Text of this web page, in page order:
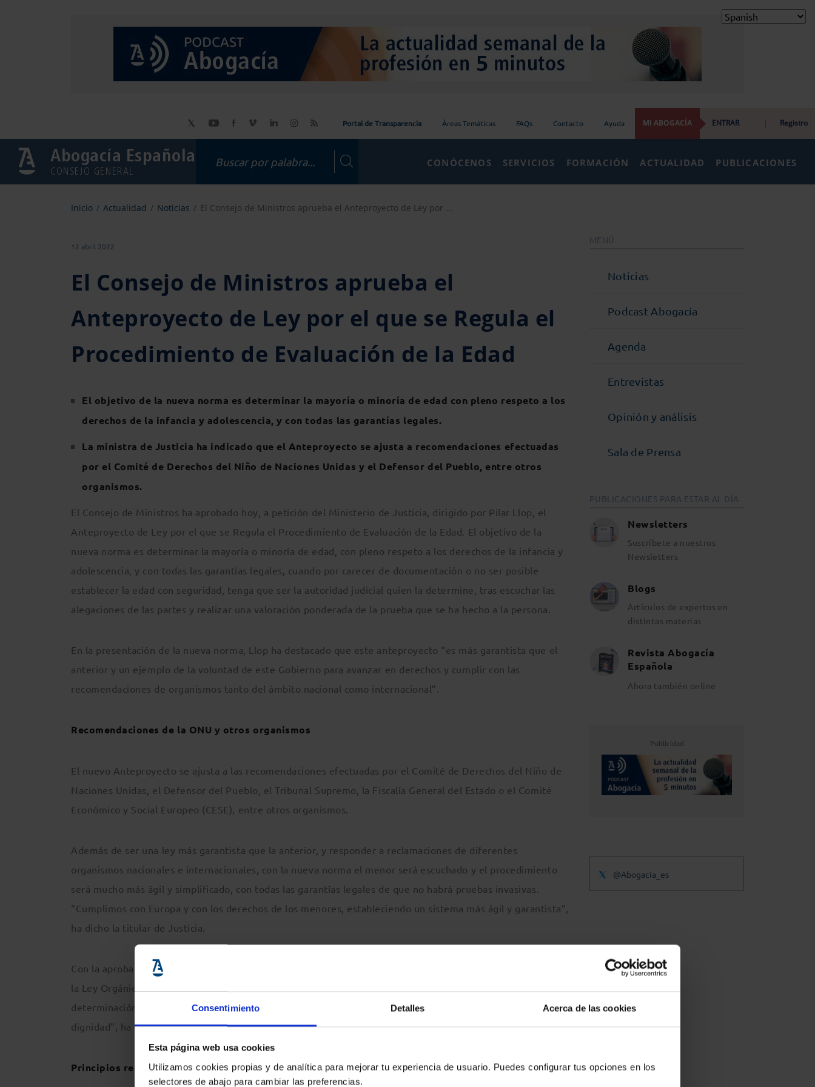
Consentimiento Detalles Acerca de las cookies
Esta página web usa cookies
Utilizamos cookies propias y de analítica para mejorar tu experiencia de usuario. Puedes configurar tus opciones en los
selectores de abajo para cambiar las preferencias.
Portal de Transparencia Áreas Temáticas FAQs Contacto Ayuda MI ABOGACÍA ENTRAR | Registro
Abogacía Española
CONSEJO GENERAL
CONÓCENOS SERVICIOS FORMACIÓN ACTUALIDAD PUBLICACIONES
Inicio Actualidad Noticias El Consejo de Ministros aprueba el Anteproyecto de Ley por ...
12 abril 2022
El Consejo de Ministros aprueba el
Anteproyecto de Ley por el que se Regula el
Procedimiento de Evaluación de la Edad
El objetivo de la nueva norma es determinar la mayoría o minoría de edad con pleno respeto a los
derechos de la infancia y adolescencia, y con todas las garantías legales.
La ministra de Justicia ha indicado que el Anteproyecto se ajusta a recomendaciones efectuadas
por el Comité de Derechos del Niño de Naciones Unidas y el Defensor del Pueblo, entre otros
organismos.
El Consejo de Ministros ha aprobado hoy, a petición del Ministerio de Justicia, dirigido por Pilar Llop, el
Anteproyecto de Ley por el que se Regula el Procedimiento de Evaluación de la Edad. El objetivo de la
nueva norma es determinar la mayoría o minoría de edad, con pleno respeto a los derechos de la infancia y
adolescencia, y con todas las garantías legales, cuando por carecer de documentación o no ser posible
establecer la edad con seguridad, tenga que ser la autoridad judicial quien la determine, tras escuchar las
alegaciones de las partes y realizar una valoración ponderada de la prueba que se ha hecho a la persona.
En la presentación de la nueva norma, Llop ha destacado que este anteproyecto “es más garantista que el
anterior y un ejemplo de la voluntad de este Gobierno para avanzar en derechos y cumplir con las
recomendaciones de organismos tanto del ámbito nacional como internacional”.
Recomendaciones de la ONU y otros organismos
El nuevo Anteproyecto se ajusta a las recomendaciones efectuadas por el Comité de Derechos del Niño de
Naciones Unidas, el Defensor del Pueblo, el Tribunal Supremo, la Fiscalía General del Estado o el Comité
Económico y Social Europeo (CESE), entre otros organismos.
Además de ser una ley más garantista que la anterior, y responder a reclamaciones de diferentes
organismos nacionales e internacionales, con la nueva norma el menor será escuchado y el procedimiento
será mucho más ágil y simplificado, con todas las garantías legales de que no habrá pruebas invasivas.
“Cumplimos con Europa y con los derechos de los menores, estableciendo un sistema más ágil y garantista”,
ha dicho la titular de Justicia.
Con la aprobación del Anteproyecto, España cumple con el compromiso adquirido en la Disposición final de
la Ley Orgánica 8/2021, de aprobar dentro del plazo de 12 meses la regulación el procedimiento para la
determinación de la edad de los menores, “prevaleciendo el interés superior del menor, sus derechos y su
dignidad”, ha explicado Llop.
Principios rectores del procedimiento
MENÚ
Noticias
Podcast Abogacía
Agenda
Entrevistas
Opinión y análisis
Sala de Prensa
PUBLICACIONES PARA ESTAR AL DÍA
Newsletters
Suscríbete a nuestros
Newsletters
Blogs
Artículos de expertos en
distintas materias
Revista Abogacía
Española
Ahora también online
Publicidad
@Abogacia_es